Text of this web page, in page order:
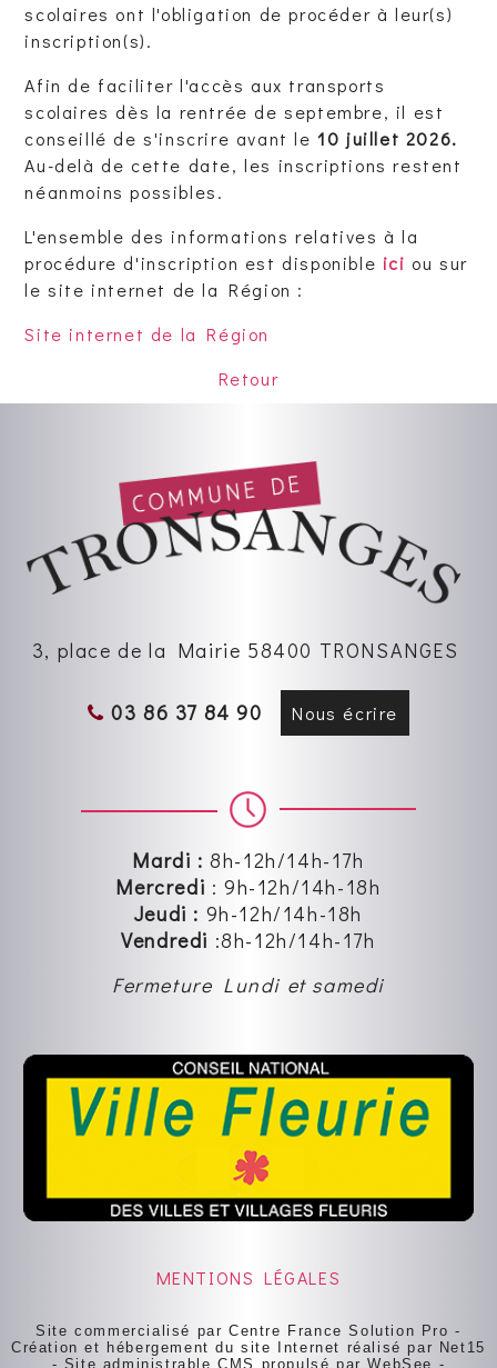
scolaires ont l'obligation de procéder à leur(s)
inscription(s).
Afin de faciliter l'accès aux transports
scolaires dès la rentrée de septembre, il est
conseillé de s'inscrire avant le10 juillet 2026.
Au-delà de cette date, les inscriptions restent
néanmoins possibles.
L'ensemble des informations relatives à la
procédure d'inscription est disponible ici ou sur
le site internet de la Région :
Site internet de la Région
Retour
3, place de la Mairie 58400 TRONSANGES
03 86 37 84 90 Nous écrire
Mardi : 8h-12h/14h-17h
Mercredi :9h-12h/14h-18h
Jeudi : 9h-12h/14h-18h
Vendredi :8h-12h/14h-17h
Fermeture Lundi et samedi
MENTIONS LÉGALES
Site commercialisé par Centre France Solution Pro -
Création et hébergement du site Internet réalisé par Net15
- Site administrable CMS propulsé par WebSee -